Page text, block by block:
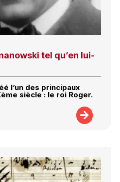
tel qu’en lui-
l’un des principaux
siècle : le roi Roger.